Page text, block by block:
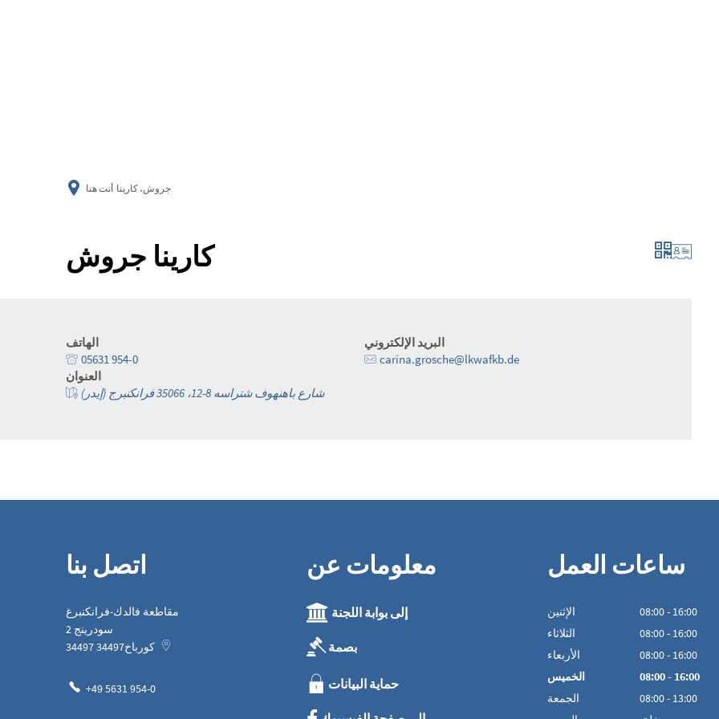
أنت هنا جروش، كارينا
كارينا جروش
الهاتف
05631 954-0
البريد الإلكتروني
carina.grosche@lkwafkb.de
العنوان
شارع باهنهوف شتراسه 8-12، 35066 فرانكنبرج (إيدر)
اتصل بنا
مقاطعة فالدك-فرانكنبرغ
سودرينج 2
34497
كورباخ34497
+49 5631 954-0
معلومات عن
إلى بوابة اللجنة
بصمة
حماية البيانات
ساعات العمل
الإثنين 08:00- 16:00
الثلاثاء 08:00- 16:00
الأربعاء 08:00- 16:00
الخميس 08:00- 16:00
الجمعة 08:00- 13:00